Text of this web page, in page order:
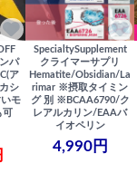
パ
ア
シ
モ
可
SpecialtySupplement
クライマーサプリ
Hematite/Obsidian/La
rimar ※摂取タイミン
グ 別 ※BCAA6790/ク
レアルカリン/EAAバ
イオペリン
4,990円